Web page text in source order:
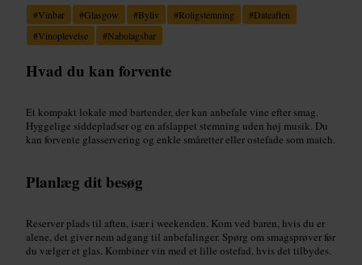
#Vinbar #Glasgow #Byliv #Roligstemning #Dateaften
#Vinoplevelse #Nabolagsbar
Hvad du kan forvente
Et kompakt lokale med bartender, der kan anbefale vine efter smag.
Hyggelige siddepladser og en afslappet stemning uden høj musik. Du
kan forvente glasservering og enkle småretter eller ostefade som match.
Planlæg dit besøg
Reserver plads til aften, især i weekenden. Kom ved baren, hvis du er
alene, det giver nem adgang til anbefalinger. Spørg om smagsprøver før
du vælger et glas. Kombiner vin med et lille ostefad, hvis det tilbydes.